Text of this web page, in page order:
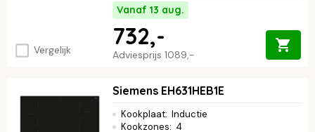
Vergelijk
Vanaf 13 aug.
Adviesprijs 1089,-
732,-
Siemens EH631HEB1E
Kookplaat: Inductie
Kookzones: 4